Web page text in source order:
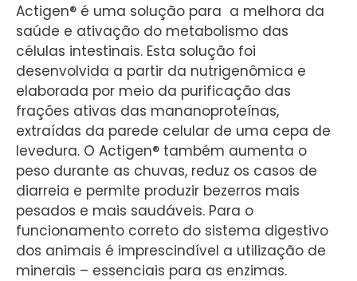
Actigen® é uma solução para a melhora da
saúde e ativação do metabolismo das
células intestinais. Esta solução foi
desenvolvida a partir da nutrigenômica e
elaborada por meio da purificação das
frações ativas das mananoproteínas,
extraídas da parede celular de uma cepa de
levedura. O Actigen® também aumenta o
peso durante as chuvas, reduz os casos de
diarreia e permite produzir bezerros mais
pesados e mais saudáveis. Para o
funcionamento correto do sistema digestivo
dos animais é imprescindível a utilização de
minerais – essenciais para as enzimas.